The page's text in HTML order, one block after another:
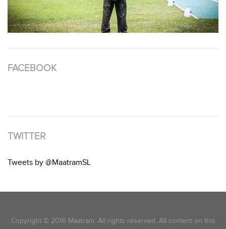
FACEBOOK
TWITTER
Tweets by @MaatramSL
Copyright © 2016 Maatram. All rights reserved. All content on this